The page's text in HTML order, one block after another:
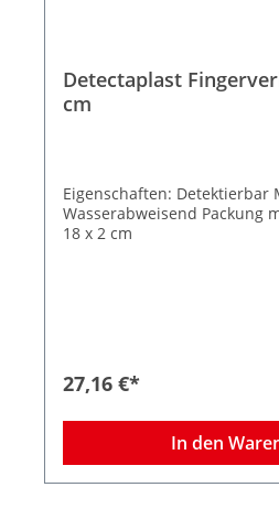
Detectaplast
cm
Eigenschaften: Detektierbar Metallstreifen
Wasserabweisend Packung
18 x 2 cm
27,16 €*
In den